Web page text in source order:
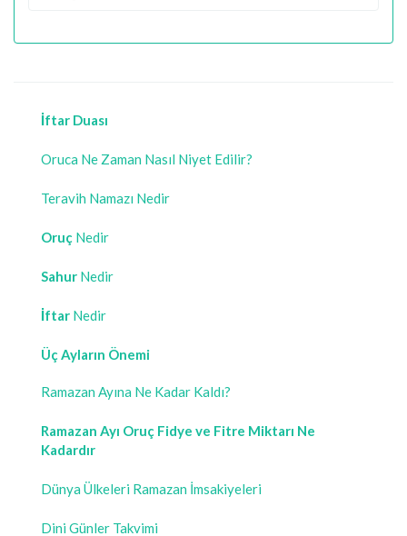
İftar Duası
Oruca Ne Zaman Nasıl Niyet Edilir?
Teravih Namazı Nedir
Oruç Nedir
Sahur Nedir
İftar Nedir
Üç Ayların Önemi
Ramazan Ayına Ne Kadar Kaldı?
Ramazan Ayı Oruç Fidye ve Fitre Miktarı Ne
Kadardır
Dünya Ülkeleri Ramazan İmsakiyeleri
Dini Günler Takvimi